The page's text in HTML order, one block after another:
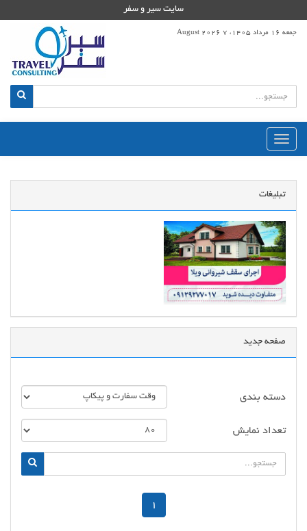
سایت سیر و سفر
جمعه 16 مرداد 1405، 7 August 2026
منوی
اصلی
تبلیغات
صفحه جدید
دسته بندی
تعداد نمایش
1